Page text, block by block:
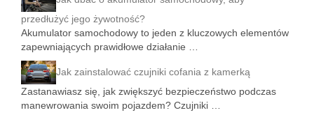
przedłużyć jego żywotność?
Akumulator samochodowy to jeden z kluczowych elementów
zapewniających prawidłowe działanie …
Jak zainstalować czujniki cofania z kamerką
Zastanawiasz się, jak zwiększyć bezpieczeństwo podczas
manewrowania swoim pojazdem? Czujniki …